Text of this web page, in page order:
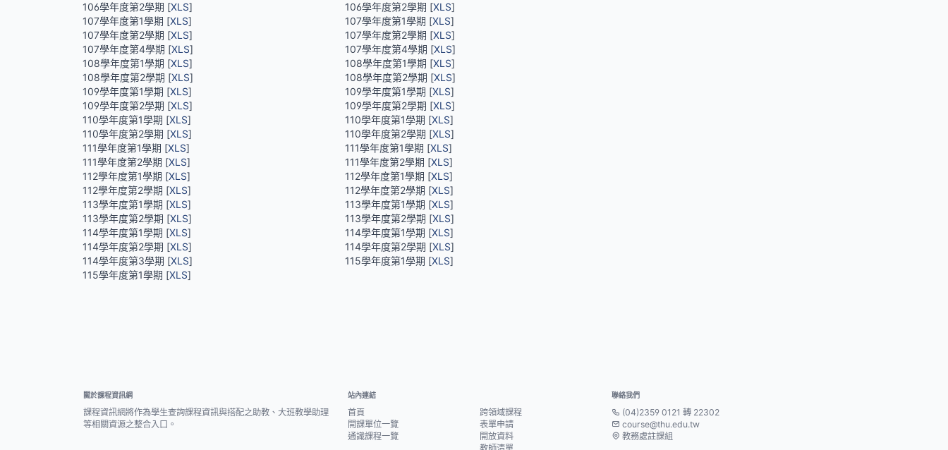
106學年度第2學期 [XLS]
107學年度第1學期 [XLS]
107學年度第2學期 [XLS]
107學年度第4學期 [XLS]
108學年度第1學期 [XLS]
108學年度第2學期 [XLS]
109學年度第1學期 [XLS]
109學年度第2學期 [XLS]
110學年度第1學期 [XLS]
110學年度第2學期 [XLS]
111學年度第1學期 [XLS]
111學年度第2學期 [XLS]
112學年度第1學期 [XLS]
112學年度第2學期 [XLS]
113學年度第1學期 [XLS]
113學年度第2學期 [XLS]
114學年度第1學期 [XLS]
114學年度第2學期 [XLS]
114學年度第3學期 [XLS]
115學年度第1學期 [XLS]
106學年度第2學期 [XLS]
107學年度第1學期 [XLS]
107學年度第2學期 [XLS]
107學年度第4學期 [XLS]
108學年度第1學期 [XLS]
108學年度第2學期 [XLS]
109學年度第1學期 [XLS]
109學年度第2學期 [XLS]
110學年度第1學期 [XLS]
110學年度第2學期 [XLS]
111學年度第1學期 [XLS]
111學年度第2學期 [XLS]
112學年度第1學期 [XLS]
112學年度第2學期 [XLS]
113學年度第1學期 [XLS]
113學年度第2學期 [XLS]
114學年度第1學期 [XLS]
114學年度第2學期 [XLS]
115學年度第1學期 [XLS]
關於課程資訊網
課程資訊網將作為學生查詢課程資訊與搭配之助教、大班教學助理
等相關資源之整合入口。
站內連結
首頁
開課單位一覽
通識課程一覽
跨領域課程
表單申請
開放資料
聯絡我們
(04)2359 0121 轉 22302
course@thu.edu.tw
教務處註課組